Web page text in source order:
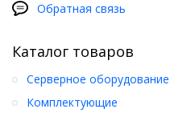
Обратная связь
Каталог товаров
Серверное оборудование
Комплектующие